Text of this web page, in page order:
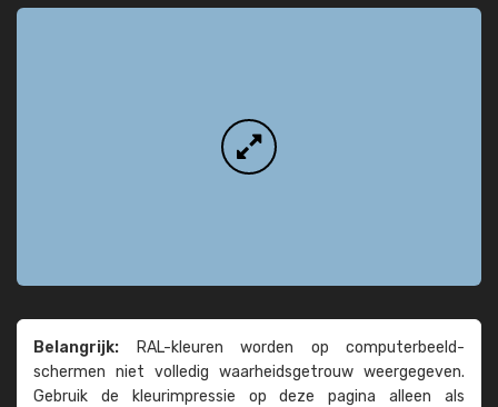
Belangrijk: RAL-kleuren worden op computer­beeld­
schermen niet volledig waarheids­­getrouw weer­gegeven.
Gebruik de kleur­impressie op deze pagina alleen als